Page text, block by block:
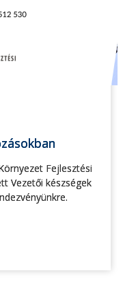
Fejlesztési
Vezetői készségek